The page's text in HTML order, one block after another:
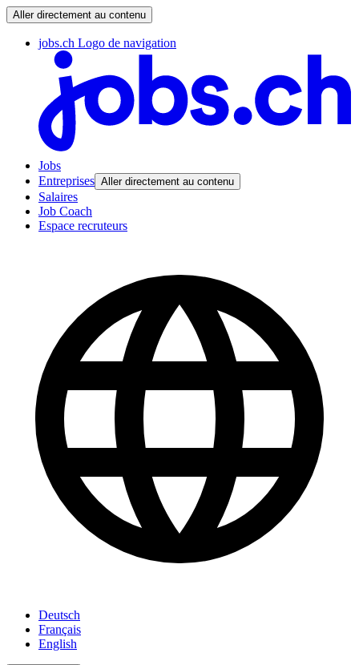
Aller directement au contenu
jobs.ch Logo de navigation
Jobs
Entreprises Aller directement au contenu
Salaires
Job Coach
Espace recruteurs
Deutsch
Français
English